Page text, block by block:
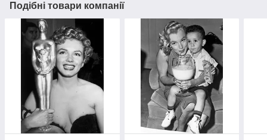
Подібні товари компанії